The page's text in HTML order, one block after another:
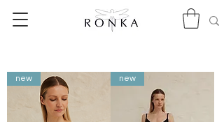
new new